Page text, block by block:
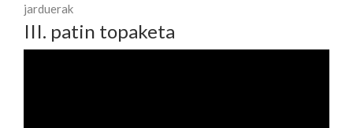
jarduerak
III. patin topaketa